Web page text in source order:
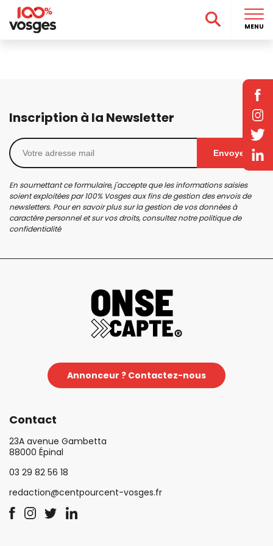
Inscription à la Newsletter
Envoyer
En soumettant ce formulaire, j'accepte que les informations saisies
soient exploitées par 100% Vosges aux fins de gestion des envois de
newsletters. Pour en savoir plus sur la gestion de vos données à
caractère personnel et sur vos droits, consultez notrepolitique de
confidentialité
Annonceur ? Contactez-nous
Contact
23A avenue Gambetta
88000 Épinal
03 29 82 56 18
redaction@centpourcent-vosges.fr
MENU